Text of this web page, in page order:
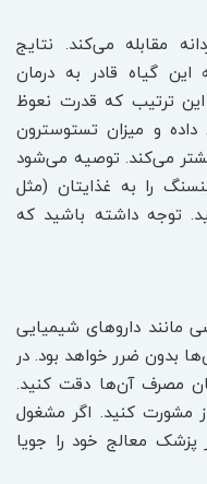
مقابله می‌کند. نتایج
گیاه قادر به درمان
ترتیب که قدرت نعوظ
و میزان تستوسترون
می‌کند. توصیه می‌شود
را به غذایتان (مثل
توجه داشته باشید که
داروهای شیمیایی
بدون ضرر خواهد بود. در
مصرف آن‌ها دقت کنید.
مشورت کنید. اگر مشغول
معالج خود را جویا